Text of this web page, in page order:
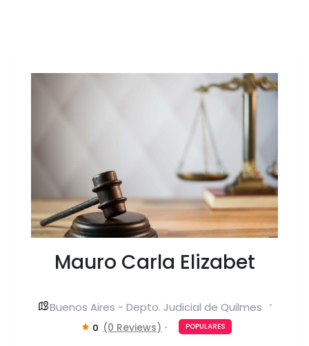
Mauro Carla Elizabet
Buenos Aires - Depto. Judicial de Quilmes
0 (0 Reviews) POPULARES